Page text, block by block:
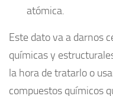
atómica.
Este dato va a darnos
químicas y
la hora de tratarlo o
compuestos químicos